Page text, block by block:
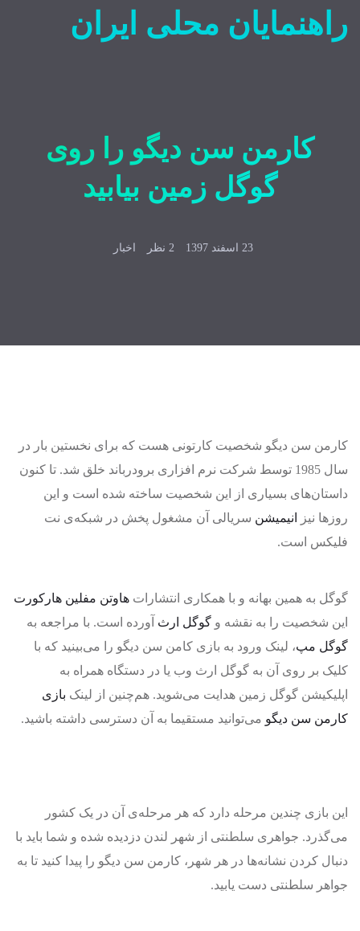
راهنمایان محلی ایران
کارمن سن دیگو را روی
گوگل زمین بیابید
23 اسفند 1397 2 نظر اخبار
کارمن سن دیگو شخصیت کارتونی هست که برای نخستین بار در
سال 1985 توسط شرکت نرم افزاری برودرباند خلق شد. تا کنون
داستان‌های بسیاری از این شخصیت ساخته شده است و این
روزها نیز
انیمیشن سریالی آن مشغول پخش در شبکه‌ی نت
فلیکس است.
گوگل به همین بهانه و با همکاری انتشارات هاوتن مفلین هارکورت
این شخصیت را به نقشه و گوگل ارث آورده است. با مراجعه به
گوگل مپ، لینک ورود به بازی کامن سن دیگو را می‌بینید که با
کلیک بر روی آن به گوگل ارث وب یا در دستگاه همراه به
اپلیکیشن گوگل زمین هدایت می‌شوید. هم‌چنین از لینک بازی
کارمن سن دیگو می‌توانید مستقیما به آن دسترسی داشته باشید.
این بازی چندین مرحله دارد که هر مرحله‌ی آن در یک کشور
می‌گذرد. جواهری سلطنتی از شهر لندن دزدیده شده و شما باید با
دنبال کردن نشانه‌ها در هر شهر، کارمن سن دیگو را پیدا کنید تا به
جواهر سلطنتی دست یابید.